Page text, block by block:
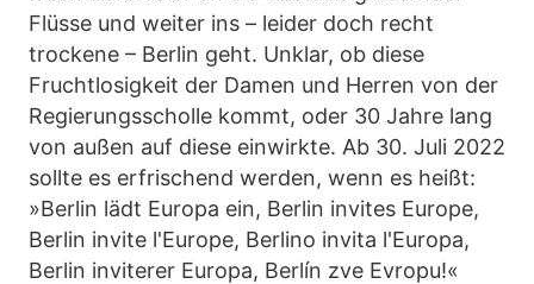
Flüsse und weiter ins – leider doch recht
trockene – Berlin geht. Unklar, ob diese
Fruchtlosigkeit der Damen und Herren von der
Regierungsscholle kommt, oder 30 Jahre lang
von außen auf diese einwirkte. Ab 30. Juli 2022
sollte es erfrischend werden, wenn es heißt:
»Berlin lädt Europa ein, Berlin invites Europe,
Berlin invite l'Europe, Berlino invita l'Europa,
Berlin inviterer Europa, Berlín zve Evropu!«